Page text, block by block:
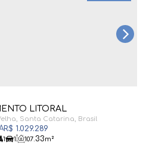
LITORAL
R$ 1.029.289
, Santa Catarina, Brasil
1 1 107.33m²